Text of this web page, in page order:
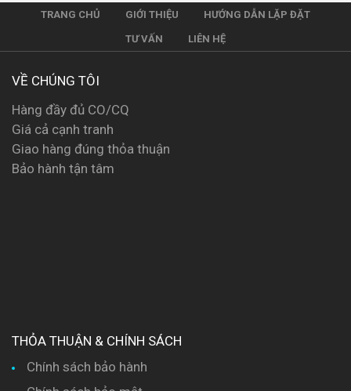
TRANG CHỦ GIỚI THIỆU HƯỚNG DẪN LẶP ĐẶT
TƯ VẤN LIÊN HỆ
VỀ CHÚNG TÔI
Hàng đầy đủ CO/CQ
Giá cả cạnh tranh
Giao hàng đúng thỏa thuận
Bảo hành tận tâm
THỎA THUẬN & CHÍNH SÁCH
Chính sách bảo hành